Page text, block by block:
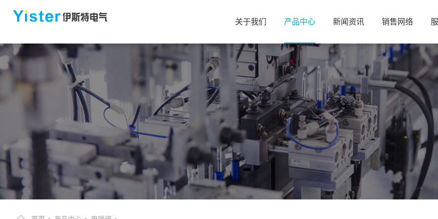
关于我们 产品中心 新闻资讯 销售网络